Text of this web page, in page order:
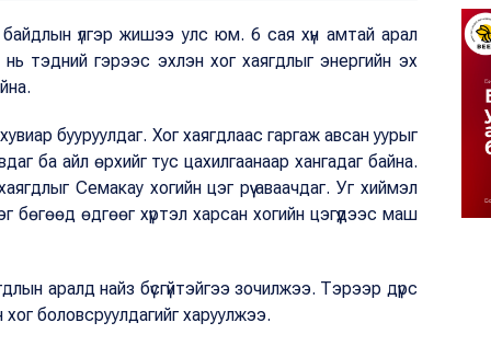
үлгэр жишээ улс юм. 6 сая хүн амтай арал
тэдний гэрээс эхлэн хог хаягдлыг энергийн эх
бууруулдаг. Хог хаягдлаас гаргаж авсан уурыг
ба айл өрхийг тус цахилгаанаар хангадаг байна.
Семакау хогийн цэг рүү аваачдаг. Уг хиймэл
өдгөөг хүртэл харсан хогийн цэгүүдээс маш
аралд найз бүсгүйтэйгээ зочилжээ. Тэрээр дүрс
боловсруулдагийг харуулжээ.